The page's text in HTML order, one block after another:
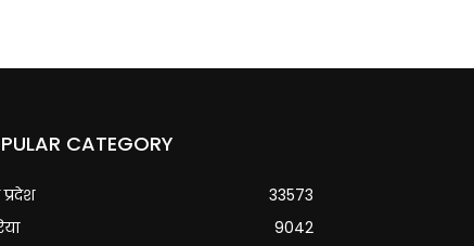
CATEGORY
प्रदेश
33573
9042